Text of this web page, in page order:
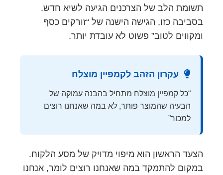
תשומת הלב של הצרכנים הגיעה לשיא חדש.
בסביבה כזו, הגישה הישנה של “זורקים כסף
ומקווים לטוב” פשוט לא עובדת יותר.
עקרון הזהב לקמפיין מוצלח
“כל קמפיין מוצלח מתחיל בהבנה עמוקה של
הבעיה שהמוצר פותר, לא במה שאנחנו רוצים
למכור”
הצעד הראשון הוא מיפוי מדויק של מסע הלקוח.
במקום להתמקד במה שאנחנו רוצים לומר, אנחנו